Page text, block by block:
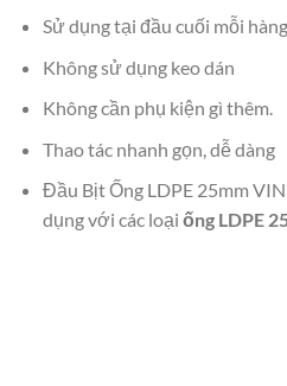
Sử dụng tại đầu cuối mỗi hàng
Không sử dụng keo dán
Không cần phụ kiện gì thêm.
Thao tác nhanh gọn, dễ dàng
Đầu Bịt Ống LDPE 25mm
dụng với các loại ống LDPE